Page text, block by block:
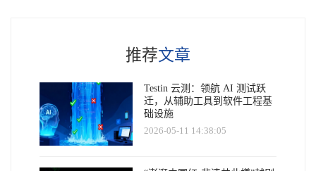
推荐文章
Testin 云测：领航 AI 测试跃
迁，从辅助工具到软件工程基
础设施
2026-05-11 14:38:05